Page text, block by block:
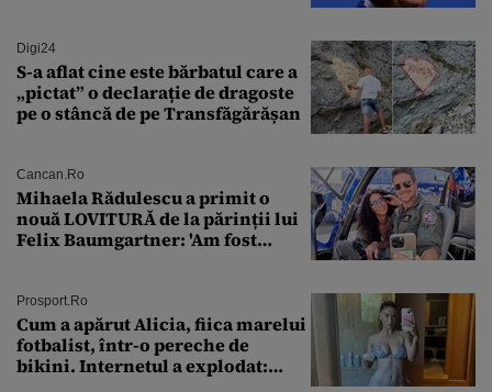
Digi24
S-a aflat cine este bărbatul care a
„pictat” o declarație de dragoste
pe o stâncă de pe Transfăgărășan
Cancan.ro
Mihaela Rădulescu a primit o
nouă LOVITURĂ de la părinții lui
Felix Baumgartner: 'Am fost
Prosport.ro
Cum a apărut Alicia, fiica marelui
fotbalist, într-o pereche de
bikini. Internetul a explodat: